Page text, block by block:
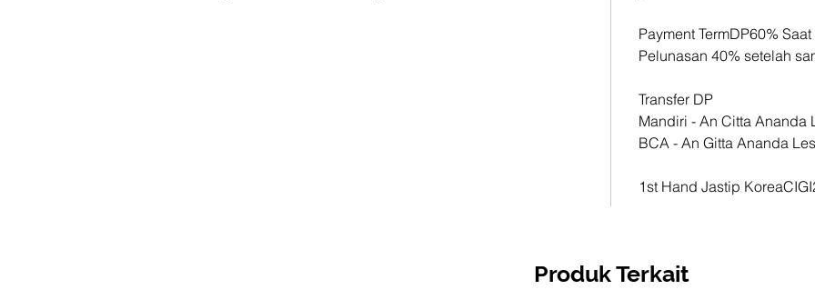
BCA -
Payment TermDP60%
Pelunasan 40% setelah
Transfer DP
Mandiri - An Citta Ananda
BCA - An Gitta Ananda
1st Hand Jastip
Produk Terkait